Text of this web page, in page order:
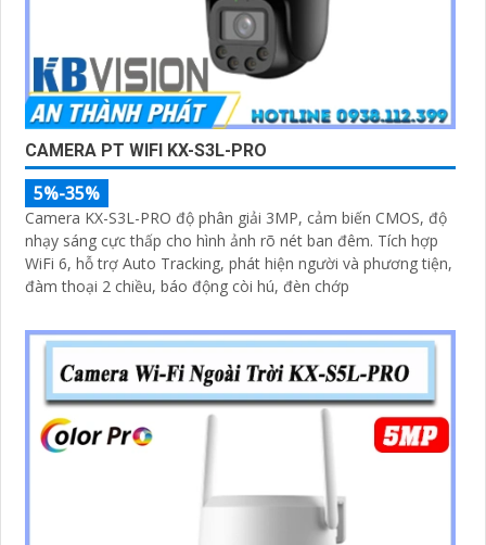
CAMERA PT WIFI KX-S3L-PRO
5%-35%
Camera KX-S3L-PRO độ phân giải 3MP, cảm biến CMOS, độ
nhạy sáng cực thấp cho hình ảnh rõ nét ban đêm. Tích hợp
WiFi 6, hỗ trợ Auto Tracking, phát hiện người và phương tiện,
đàm thoại 2 chiều, báo động còi hú, đèn chớp